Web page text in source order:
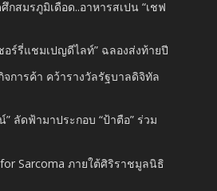
กสมรภูมิเดือด..อาหารสเปน “เชฟ
อร์รี่แชมเปญดีไลท์” ฉลองส่งท้ายปี
การค้า คว้ารางวัลรัฐบาลดิจิทัล
” ลัดฟ้ามาประกอบ “ป้าตือ” ร่วม
Sarcoma ภายใต้ศิริราชมูลนิธิ